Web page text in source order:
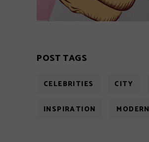
POST TAGS
CELEBRITIES CITY
INSPIRATION MODERN